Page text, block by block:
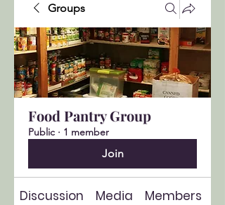
Groups
Food Pantry Group
Public · 1 member
Join
Discussion Media Members